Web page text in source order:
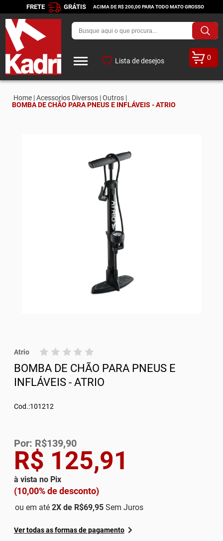
FRETE GRÁTIS ACIMA DE R$ 200,00 PARA TODO MATO GROSSO
Lista de desejos 0
Home |Acessorios Diversos |Outros |
BOMBA DE CHÃO PARA PNEUS E INFLÁVEIS - ATRIO
Atrio
BOMBA DE CHÃO PARA PNEUS E
INFLÁVEIS - ATRIO
Cod.:101212
R$ 125,91
à vista no Pix
(10,00% de desconto)
Por: R$139,90
ou em até 2X de R$69,95 Sem Juros
Ver todas as formas de pagamento